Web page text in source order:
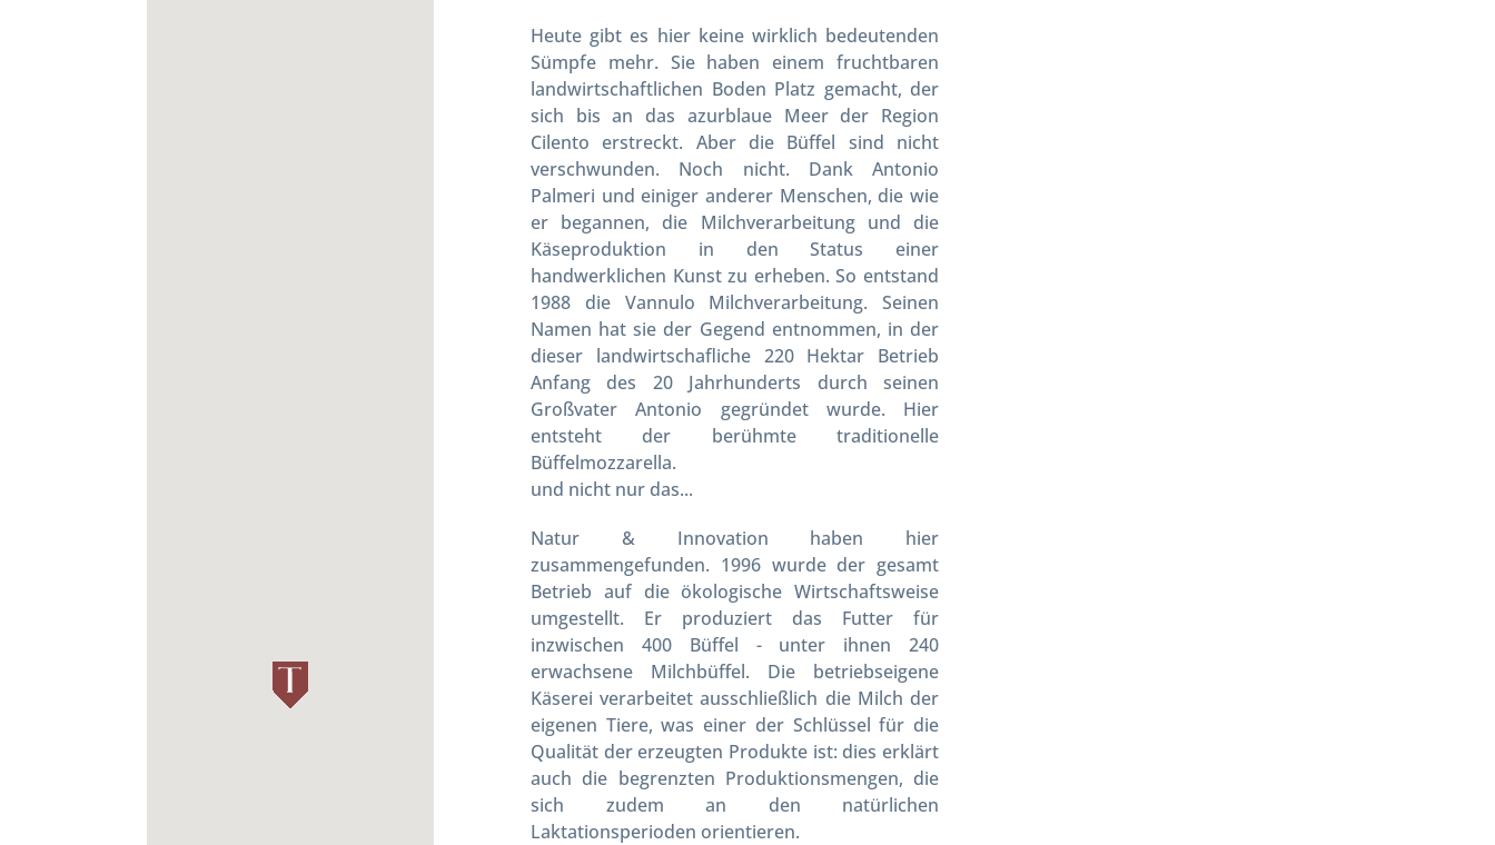
Heute gibt es hier keine wirklich bedeutenden
Sümpfe mehr. Sie haben einem fruchtbaren
landwirtschaftlichen Boden Platz gemacht, der
sich bis an das azurblaue Meer der Region
Cilento erstreckt. Aber die Büffel sind nicht
verschwunden. Noch nicht. Dank Antonio
Palmeri und einiger anderer Menschen, die wie
er begannen, die Milchverarbeitung und die
Käseproduktion in den Status einer
handwerklichen Kunst zu erheben. So entstand
1988 die Vannulo Milchverarbeitung. Seinen
Namen hat sie der Gegend entnommen, in der
dieser landwirtschafliche 220 Hektar Betrieb
Anfang des 20 Jahrhunderts durch seinen
Großvater Antonio gegründet wurde. Hier
entsteht der berühmte traditionelle
Büffelmozzarella.
und nicht nur das...
Natur & Innovation haben hier
zusammengefunden. 1996 wurde der gesamt
Betrieb auf die ökologische Wirtschaftsweise
umgestellt. Er produziert das Futter für
inzwischen 400 Büffel - unter ihnen 240
erwachsene Milchbüffel. Die betriebseigene
Käserei verarbeitet ausschließlich die Milch der
eigenen Tiere, was einer der Schlüssel für die
Qualität der erzeugten Produkte ist: dies erklärt
auch die begrenzten Produktionsmengen, die
sich zudem an den natürlichen
Laktationsperioden orientieren.